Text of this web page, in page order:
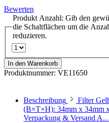
Bewerten
Produkt Anzahl: Gib den
die Schaltflächen um die
reduzieren.
In den Warenkorb
Produktnummer: VE11650
Beschreibung
Filter
(B×T×H): 34mm x 34mm
Verpackung & Versand